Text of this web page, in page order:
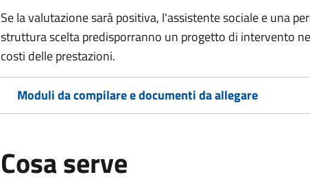
Se la valutazione sarà positiva, l'assistente sociale e una
struttura scelta predisporranno un progetto di intervento
costi delle prestazioni.
Moduli da compilare e documenti da allegare
Cosa serve